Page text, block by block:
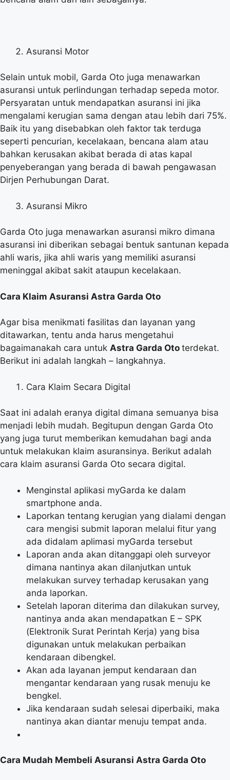
Asuransi Motor
Selain untuk mobil, Garda Oto juga menawarkan
asuransi untuk perlindungan terhadap sepeda motor.
Persyaratan untuk mendapatkan asuransi ini jika
mengalami kerugian sama dengan atau lebih dari 75%.
Baik itu yang disebabkan oleh faktor tak terduga
seperti pencurian, kecelakaan, bencana alam atau
bahkan kerusakan akibat berada di atas kapal
penyeberangan yang berada di bawah pengawasan
Dirjen Perhubungan Darat.
Asuransi Mikro
Garda Oto juga menawarkan asuransi mikro dimana
asuransi ini diberikan sebagai bentuk santunan kepada
ahli waris, jika ahli waris yang memiliki asuransi
meninggal akibat sakit ataupun kecelakaan.
Cara Klaim Asuransi Astra Garda Oto
Agar bisa menikmati fasilitas dan layanan yang
ditawarkan, tentu anda harus mengetahui
bagaimanakah cara untuk Astra Garda Oto terdekat.
Berikut ini adalah langkah – langkahnya.
Cara Klaim Secara Digital
Saat ini adalah eranya digital dimana semuanya bisa
menjadi lebih mudah. Begitupun dengan Garda Oto
yang juga turut memberikan kemudahan bagi anda
untuk melakukan klaim asuransinya. Berikut adalah
cara klaim asuransi Garda Oto secara digital.
Menginstal aplikasi myGarda ke dalam
smartphone anda.
Laporkan tentang kerugian yang dialami dengan
cara mengisi submit laporan melalui fitur yang
ada didalam aplimasi myGarda tersebut
Laporan anda akan ditanggapi oleh surveyor
dimana nantinya akan dilanjutkan untuk
melakukan survey terhadap kerusakan yang
anda laporkan.
Setelah laporan diterima dan dilakukan survey,
nantinya anda akan mendapatkan E – SPK
(Elektronik Surat Perintah Kerja) yang bisa
digunakan untuk melakukan perbaikan
kendaraan dibengkel.
Akan ada layanan jemput kendaraan dan
mengantar kendaraan yang rusak menuju ke
bengkel.
Jika kendaraan sudah selesai diperbaiki, maka
nantinya akan diantar menuju tempat anda.
Cara Mudah Membeli Asuransi Astra Garda Oto